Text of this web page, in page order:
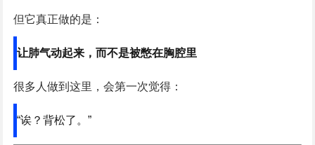
但它真正做的是：
让肺气动起来，而不是被憋在胸腔里
很多人做到这里，会第一次觉得：
“诶？背松了。”